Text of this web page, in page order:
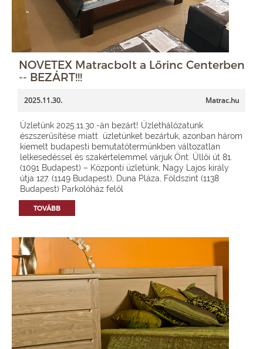
NOVETEX Matracbolt a Lőrinc Centerben
-- BEZÁRT!!!
2025.11.30. Matrac.hu
Üzletünk 2025.11.30.-án bezárt! Üzlethálózatunk
észszerűsítése miatt üzletünket bezártuk, azonban három
kiemelt budapesti bemutatótermünkben változatlan
lelkesedéssel és szakértelemmel várjuk Önt: Üllői út 81.
(1091 Budapest) – Központi üzletünk, Nagy Lajos király
útja 127. (1149 Budapest), Duna Pláza, Földszint (1138
Budapest) Parkolóház felől
TOVÁBB